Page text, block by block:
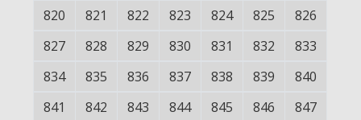
820 821 822 823 824 825
826
827
828 829 830 831 832
833
834
835 836 837 838 839
840
841
842 843 844 845 846
847